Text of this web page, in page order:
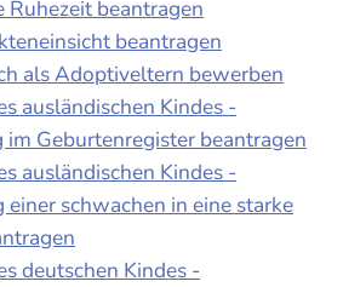
beantragen
beantragen
als Adoptiveltern bewerben
ausländischen Kindes -
Geburtenregister beantragen
ausländischen Kindes -
schwachen in eine starke
deutschen Kindes -